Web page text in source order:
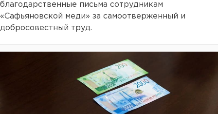
благодарственные письма сотрудникам
«Сафьяновской меди» за самоотверженный и
добросовестный труд.